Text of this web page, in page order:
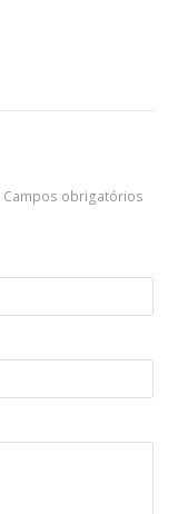
Campos obrigatórios